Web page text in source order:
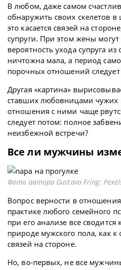
В любом, даже самом
обнаружить своих скелетов в
это касается связей на
супруги. При этом жены могут
вероятность ухода супруга
ничтожна мала, а период
порочных отношений следует
Другая «картина»
ставших любовницами чужих
отношения с ними чаще
следует потом: полное
неизбежной встречи?
Все ли мужчины
Фото автора Gustavo Fring:
Вопрос верности в
практике любого семейного
при его анализе все
природе мужского пола, как
связей на стороне.
Но, во-первых, не все